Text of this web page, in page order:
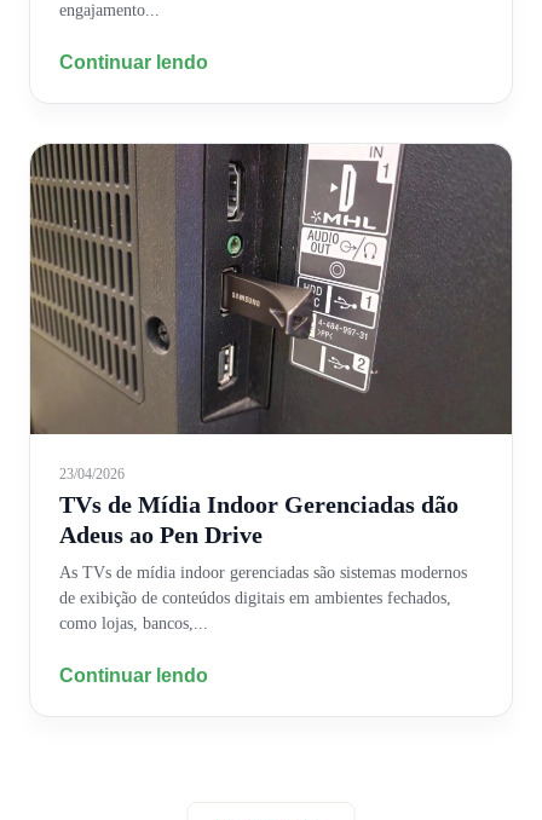
engajamento...
Continuar lendo
23/04/2026
TVs de Mídia Indoor Gerenciadas dão
Adeus ao Pen Drive
As TVs de mídia indoor gerenciadas são sistemas modernos
de exibição de conteúdos digitais em ambientes fechados,
como lojas, bancos,...
Continuar lendo